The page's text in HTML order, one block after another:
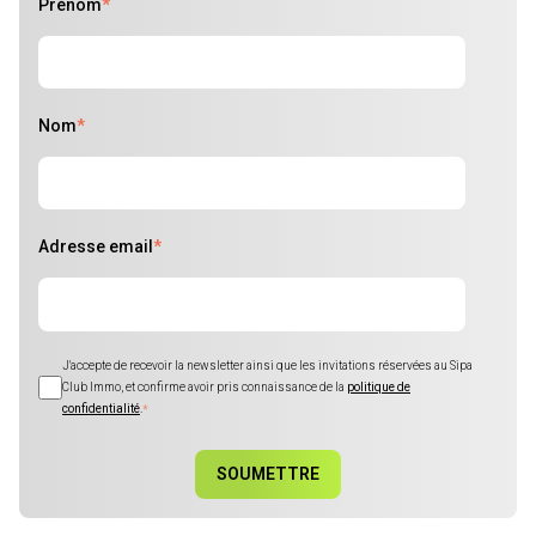
Prénom*
Nom*
Adresse email *
J'accepte de recevoir la newsletter ainsi que les invitations réservées au Sipa
Club Immo, et confirme avoir pris connaissance de la politique de
confidentialité*